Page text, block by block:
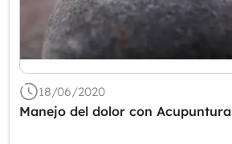
18/06/2020
Manejo del dolor con Acupuntura